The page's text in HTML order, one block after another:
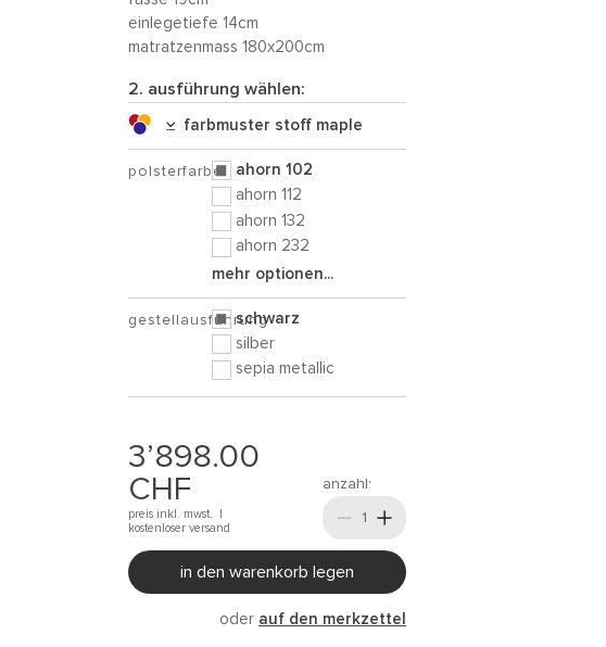
einlegetiefe 14cm
matratzenmass 180x200cm
2. ausführung wählen:
farbmuster stoff maple
polsterfarbe
ahorn 102
ahorn 112
ahorn 132
ahorn 232
mehr optionen...
gestellausführungschwarz
silber
sepia metallic
3’898.00
CHF
preis inkl. mwst. |
kostenloser versand
anzahl:
in den warenkorb legen
oder auf den merkzettel